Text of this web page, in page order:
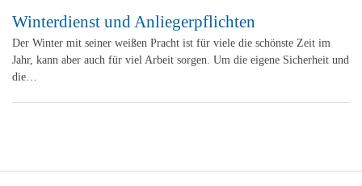
Winterdienst und Anliegerpflichten
Der Winter mit seiner weißen Pracht ist für viele die schönste Zeit im
Jahr, kann aber auch für viel Arbeit sorgen. Um die eigene Sicherheit und
die…